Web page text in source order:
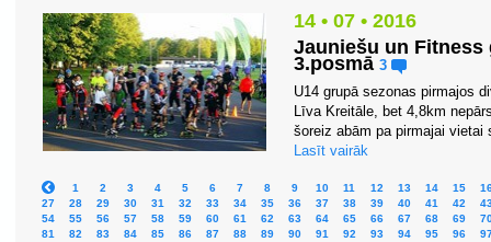
14 • 07 • 2016
Jauniešu un
3.posmā 3
U14 grupā sezonas pirmajos
Līva Kreitāle, bet 4,8km
šoreiz abām pa pirmajai
Lasīt vairāk
1 2 3 4 5 6 7 8 9 10 11 12 13 14 15
27
28 29 30 31 32 33 34 35 36 37 38 39 40 41 42
54
55 56 57 58 59 60 61 62 63 64 65 66 67 68 69
81
82 83 84 85 86 87 88 89 90 91 92 93 94 95 96